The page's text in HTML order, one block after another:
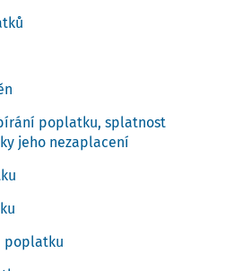
poplatku, splatnost
jeho nezaplacení
poplatku